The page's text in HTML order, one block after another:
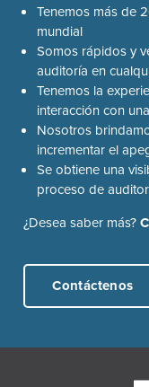
Tenemos más de
mundial
Somos rápidos y
auditoría en
Tenemos la
interacción con
Nosotros
incrementar el
Se obtiene una
proceso de
¿Desea saber más?
Contáctenos